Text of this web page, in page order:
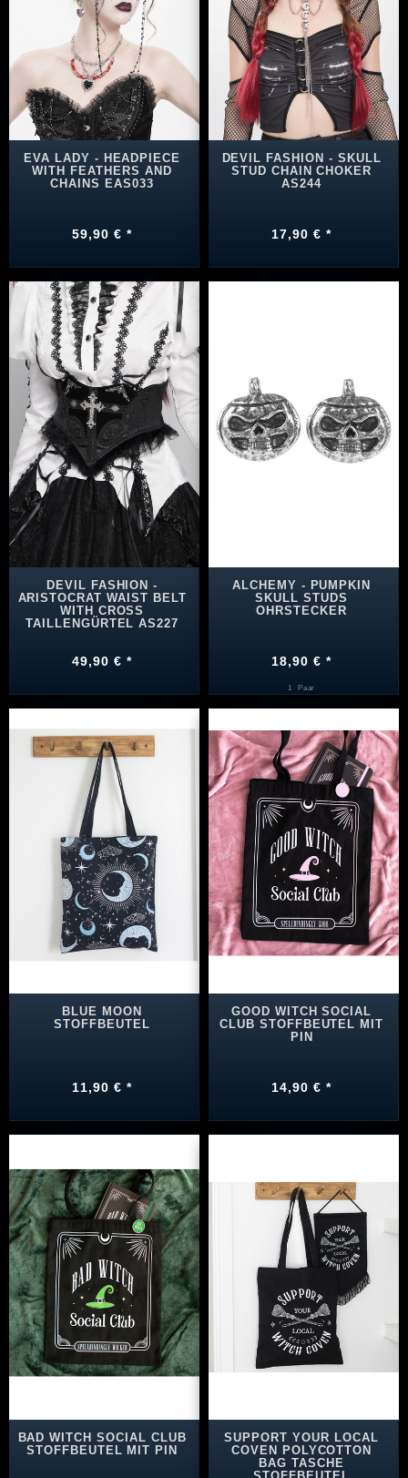
EVA LADY - HEADPIECE
WITH FEATHERS AND
CHAINS EAS033
59,90 € *
DEVIL FASHION - SKULL
STUD CHAIN CHOKER
AS244
17,90 € *
DEVIL FASHION -
ARISTOCRAT WAIST BELT
WITH CROSS
TAILLENGÜRTEL AS227
49,90 € *
ALCHEMY - PUMPKIN
SKULL STUDS
OHRSTECKER
18,90 € *
1 Paar
BLUE MOON
STOFFBEUTEL
11,90 € *
GOOD WITCH SOCIAL
CLUB STOFFBEUTEL MIT
PIN
14,90 € *
BAD WITCH SOCIAL CLUB
STOFFBEUTEL MIT PIN
SUPPORT YOUR LOCAL
COVEN POLYCOTTON
BAG TASCHE